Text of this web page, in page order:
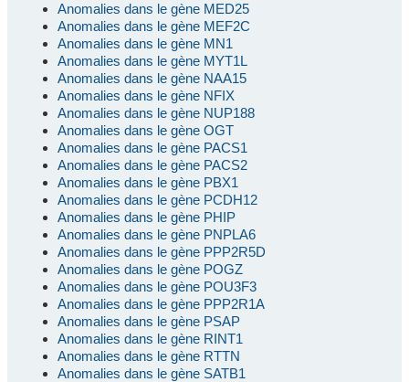
Anomalies dans le gène MED25
Anomalies dans le gène MEF2C
Anomalies dans le gène MN1
Anomalies dans le gène MYT1L
Anomalies dans le gène NAA15
Anomalies dans le gène NFIX
Anomalies dans le gène NUP188
Anomalies dans le gène OGT
Anomalies dans le gène PACS1
Anomalies dans le gène PACS2
Anomalies dans le gène PBX1
Anomalies dans le gène PCDH12
Anomalies dans le gène PHIP
Anomalies dans le gène PNPLA6
Anomalies dans le gène PPP2R5D
Anomalies dans le gène POGZ
Anomalies dans le gène POU3F3
Anomalies dans le gène PPP2R1A
Anomalies dans le gène PSAP
Anomalies dans le gène RINT1
Anomalies dans le gène RTTN
Anomalies dans le gène SATB1